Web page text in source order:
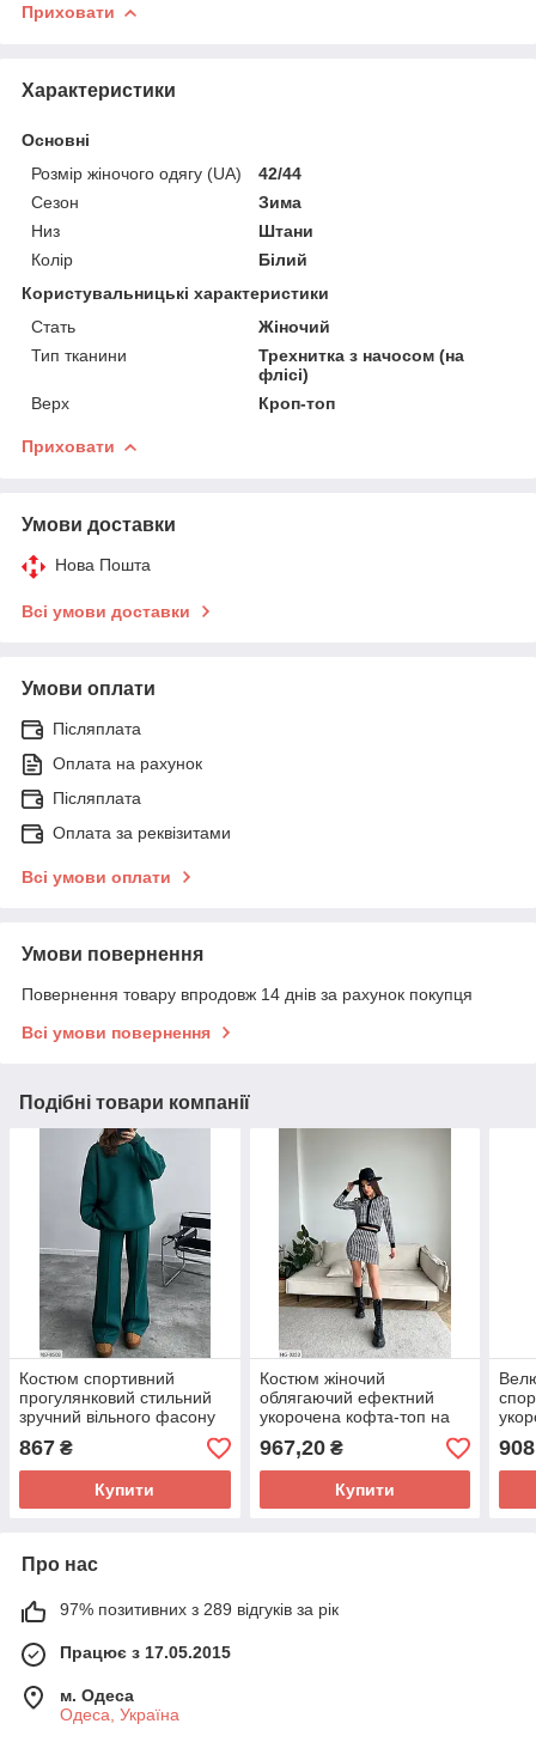
Приховати
Характеристики
Основні
Розмір жіночого одягу (UA)
42/44
Сезон
Зима
Низ
Штани
Колір
Білий
Користувальницькі характеристики
Стать
Жіночий
Тип тканини
Трехнитка з начосом (на
флісі)
Верх
Кроп-топ
Приховати
Умови доставки
Нова Пошта
Всі умови доставки
Умови оплати
Післяплата
Оплата на рахунок
Післяплата
Оплата за реквізитами
Всі умови оплати
Умови повернення
Повернення товару впродовж 14 днів за рахунок покупця
Всі умови повернення
Подібні товари компанії
Костюм спортивний
прогулянковий стильний
зручний вільного фасону
оверсайз худі та штани зі
стрілками арт 1213
867 ₴
Купити
Костюм жіночий
облягаючий ефектний
укорочена кофта-топ на
ґудзиках з довгим рукавом
та міні спідниця арт 468
967,20₴
Купити
908
Про нас
97% позитивних з 289 відгуків за рік
Працює з 17.05.2015
м. Одеса
Одеса, Україна